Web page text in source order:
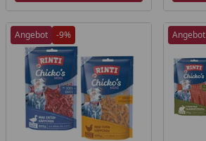
Angebot -9% Angebot